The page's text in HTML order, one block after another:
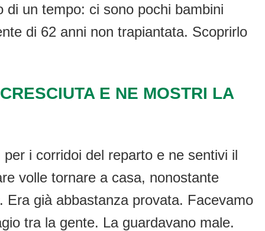
di un tempo: ci sono pochi bambini
di 62 anni non trapiantata. Scoprirlo
E NE MOSTRI LA
i corridoi del reparto e ne sentivi il
volle tornare a casa, nonostante
Era già abbastanza provata. Facevamo
tra la gente. La guardavano male.